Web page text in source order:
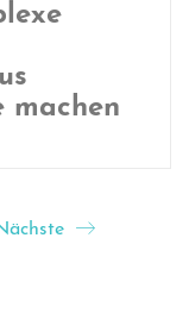
machen